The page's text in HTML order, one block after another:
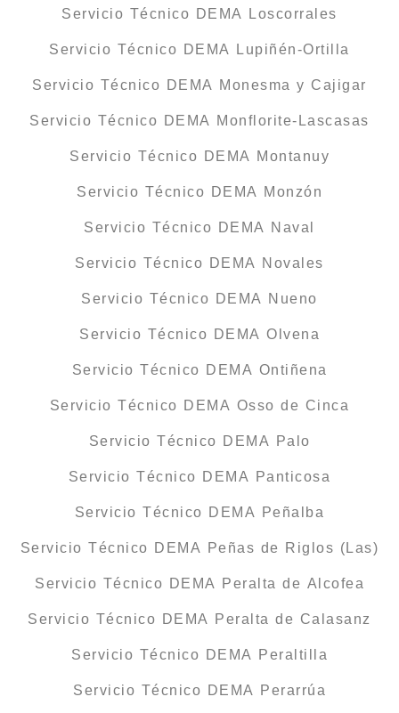
Servicio Técnico DEMA Loscorrales
Servicio Técnico DEMA Lupiñén-Ortilla
Servicio Técnico DEMA Monesma y Cajigar
Servicio Técnico DEMA Monflorite-Lascasas
Servicio Técnico DEMA Montanuy
Servicio Técnico DEMA Monzón
Servicio Técnico DEMA Naval
Servicio Técnico DEMA Novales
Servicio Técnico DEMA Nueno
Servicio Técnico DEMA Olvena
Servicio Técnico DEMA Ontiñena
Servicio Técnico DEMA Osso de Cinca
Servicio Técnico DEMA Palo
Servicio Técnico DEMA Panticosa
Servicio Técnico DEMA Peñalba
Servicio Técnico DEMA Peñas de Riglos (Las)
Servicio Técnico DEMA Peralta de Alcofea
Servicio Técnico DEMA Peralta de Calasanz
Servicio Técnico DEMA Peraltilla
Servicio Técnico DEMA Perarrúa